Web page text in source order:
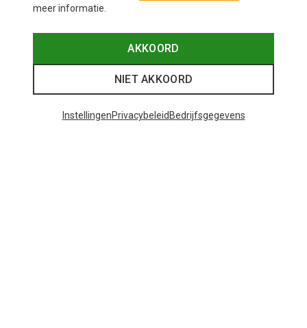
meer informatie.
AKKOORD
NIET AKKOORD
InstellingenPrivacybeleid Bedrijfsgegevens